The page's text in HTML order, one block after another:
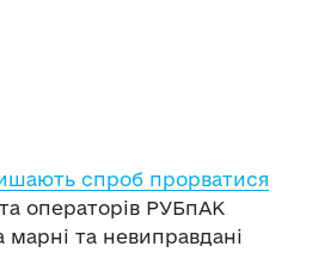
спроб прорватися
операторів РУБпАК
та невиправдані